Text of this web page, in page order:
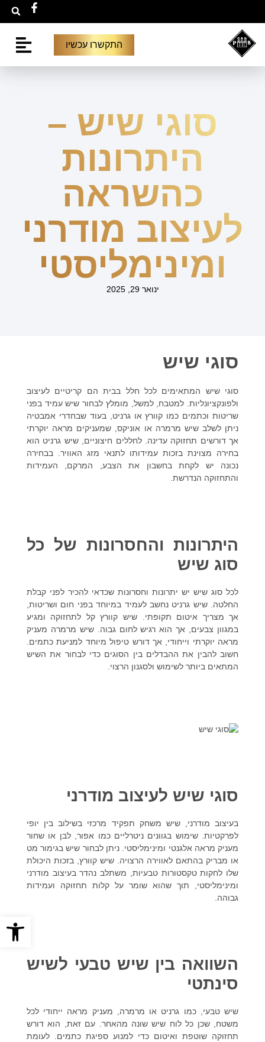
התקשרו עכשיו
סוגי שיש –
היתרונות
כהשראה
לעיצוב מודרני
ומינימליסטי
ינואר 29, 2025
סוגי שיש
סוגי שיש המתאימים לכל חלל בבית הם קריטיים לעיצוב
ולפונקציונליות. למטבח, למשל, מומלץ לבחור שיש עמיד בפני
שריטות וכתמים כמו קוורץ או גרניט, בעוד שבחדרי אמבטיה
ניתן לשלב שיש מרמרה או אוניקס, שמעניקים מראה יוקרתי
אך דורשים תחזוקה עדינה. לחללים חיצוניים, שיש גרניט הוא
בחירה מצוינת בזכות עמידותו לתנאי מזג האוויר. בבחירה
נכונה יש לקחת בחשבון את הצבע, המרקם, העמידות
והתחזוקה הנדרשת.
היתרונות והחסרונות של כל
סוג שיש
לכל סוג שיש יש יתרונות וחסרונות שכדאי להכיר לפני קבלת
החלטה. שיש גרניט נחשב לעמיד במיוחד בפני חום ושריטות,
אך מצריך איטום תקופתי. שיש קוורץ קל לתחזוקה ומגיע
במגוון צבעים, אך הוא רגיש לחום גבוה. שיש מרמרה מעניק
מראה יוקרתי וייחודי, אך דורש טיפול מיוחד למניעת כתמים.
חשוב להבין את ההבדלים בין הסוגים כדי לבחור את השיש
המתאים ביותר לשימוש ולסגנון הרצוי.
סוגי שיש לעיצוב מודרני
בעיצוב מודרני, שיש משחק תפקיד מרכזי בשילוב בין יופי
לפרקטיות. שימוש בגוונים ניטרליים כמו אפור, לבן או שחור
מעניק מראה אלגנטי ומינימליסטי. ניתן לבחור שיש בגימור מט
או מבריק בהתאם לאווירה הרצויה. שיש קוורץ, בזכות היכולת
שלו לחקות טקסטורות טבעיות, משתלב נהדר בעיצוב מודרני
ומינימליסטי, תוך שהוא שומר על קלות תחזוקה ועמידות
גבוהה.
השוואה בין שיש טבעי לשיש
סינתטי
שיש טבעי, כמו גרניט או מרמרה, מעניק מראה ייחודי לכל
משטח, שכן כל לוח שיש שונה מהאחר. עם זאת, הוא דורש
תחזוקה שוטפת ואיטום כדי למנוע ספיגת כתמים. לעומת
פתח